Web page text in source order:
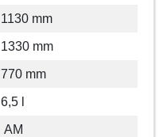
1130 mm
1330 mm
770 mm
6,5 l
AM